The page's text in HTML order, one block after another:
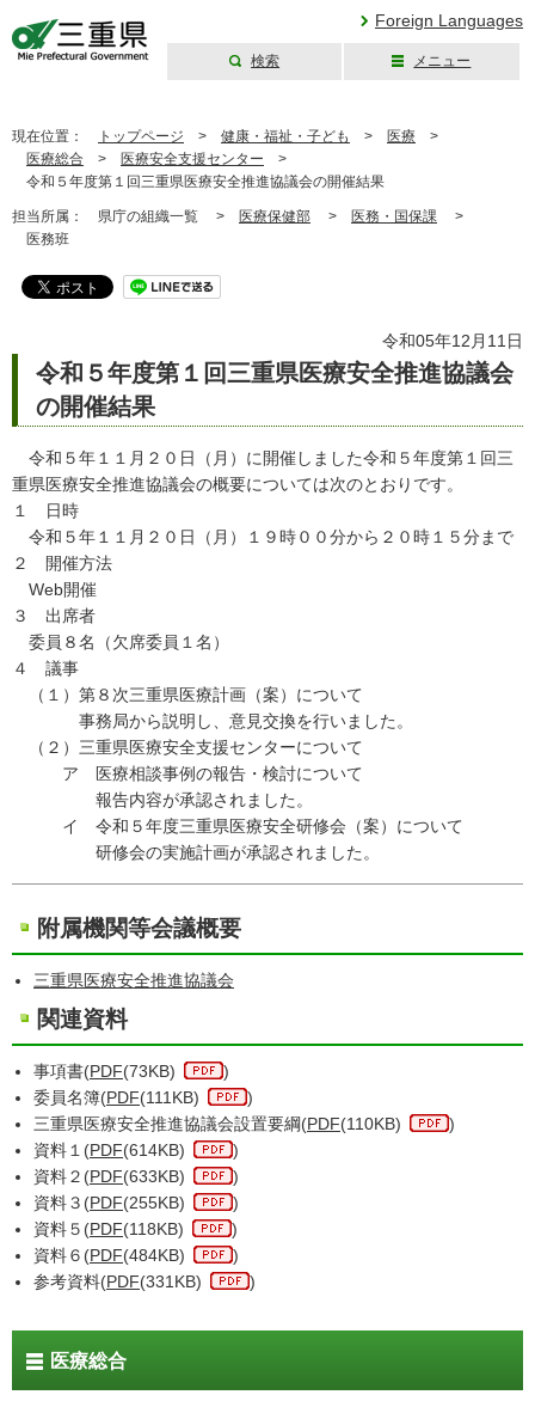
Foreign Languages
検索 メニュー
現在位置： トップページ > 健康・福祉・子ども > 医療 >
医療総合 > 医療安全支援センター >
令和５年度第１回三重県医療安全推進協議会の開催結果
担当所属： 県庁の組織一覧 > 医療保健部 > 医務・国保課 >
医務班
令和05年12月11日
令和５年度第１回三重県医療安全推進協議会
の開催結果
令和５年１１月２０日（月）に開催しました令和５年度第１回三
重県医療安全推進協議会の概要については次のとおりです。
１ 日時
令和５年１１月２０日（月）１９時００分から２０時１５分まで
２ 開催方法
Web開催
３ 出席者
委員８名（欠席委員１名）
４ 議事
（１）第８次三重県医療計画（案）について
事務局から説明し、意見交換を行いました。
（２）三重県医療安全支援センターについて
ア 医療相談事例の報告・検討について
報告内容が承認されました。
イ 令和５年度三重県医療安全研修会（案）について
研修会の実施計画が承認されました。
附属機関等会議概要
三重県医療安全推進協議会
関連資料
事項書(PDF(73KB)
)
委員名簿(PDF(111KB)
)
三重県医療安全推進協議会設置要綱(PDF(110KB)
)
資料１(PDF(614KB)
)
資料２(PDF(633KB)
)
資料３(PDF(255KB)
)
資料５(PDF(118KB)
)
資料６(PDF(484KB)
)
参考資料(PDF(331KB) )
医療総合